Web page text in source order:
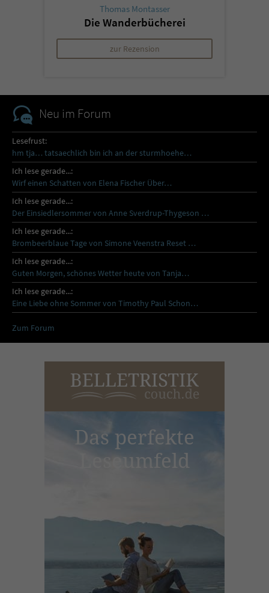
Thomas Montasser
Die Wanderbücherei
zur Rezension
Neu im Forum
Lesefrust:
hm tja… tatsaechlich bin ich an der sturmhoehe…
Ich lese gerade...:
Wirf einen Schatten von Elena Fischer Über…
Ich lese gerade...:
Der Einsiedlersommer von Anne Sverdrup-Thygeson …
Ich lese gerade...:
Brombeerblaue Tage von Simone Veenstra Reset …
Ich lese gerade...:
Guten Morgen, schönes Wetter heute von Tanja…
Ich lese gerade...:
Eine Liebe ohne Sommer von Timothy Paul Schon…
Zum Forum
Das perfekte
Leseumfeld